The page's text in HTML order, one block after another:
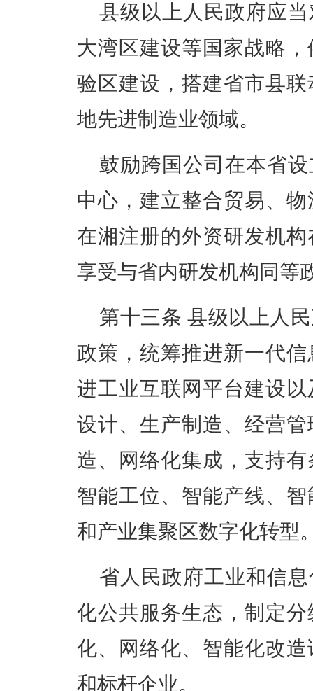
县级以上人民政府应
大湾区建设等国家战略
验区建设，搭建省市县
地先进制造业领域。
鼓励跨国公司在本省
中心，建立整合贸易、
在湘注册的外资研发机
享受与省内研发机构同等
第十三条 县级以上人
政策，统筹推进新一代
进工业互联网平台建设
设计、生产制造、经营
造、网络化集成，支持
智能工位、智能产线、
和产业集聚区数字化转型
省人民政府工业和信
化公共服务生态，制定
化、网络化、智能化改
和标杆企业。